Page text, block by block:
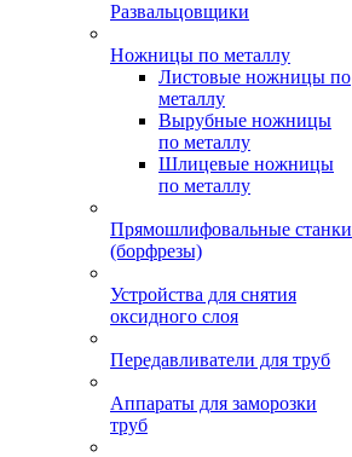
Развальцовщики
Ножницы по металлу
Листовые ножницы по
металлу
Вырубные ножницы
по металлу
Шлицевые ножницы
по металлу
Прямошлифовальные станки
(борфрезы)
Устройства для снятия
оксидного слоя
Передавливатели для труб
Аппараты для заморозки
труб